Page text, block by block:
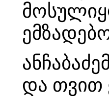
და თვით